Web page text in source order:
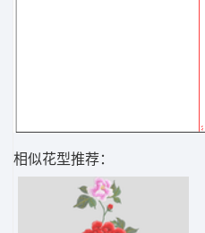
相似花型推荐：